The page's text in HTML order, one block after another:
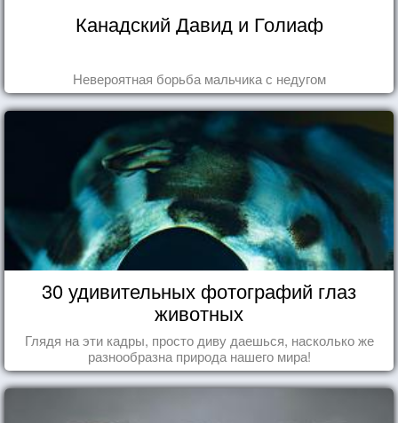
Канадский Давид и Голиаф
Невероятная борьба мальчика с недугом
30 удивительных фотографий глаз
животных
Глядя на эти кадры, просто диву даешься, насколько же
разнообразна природа нашего мира!